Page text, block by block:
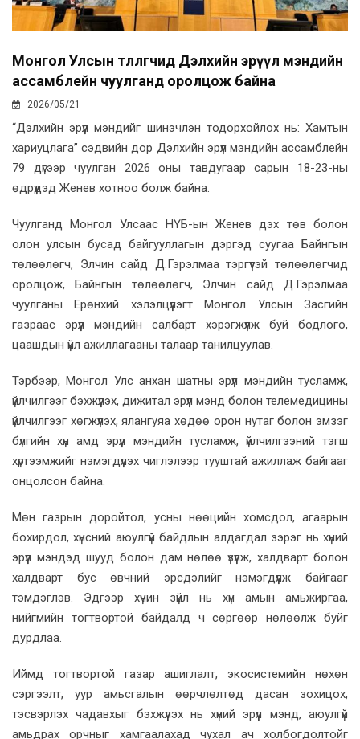
Монгол Улсын төлөөлөгчид Дэлхийн эрүүл мэндийн
ассамблейн чуулганд оролцож байна
2026/05/21
“Дэлхийн эрүүл мэндийг шинэчлэн тодорхойлох нь: Хамтын
хариуцлага” сэдвийн дор Дэлхийн эрүүл мэндийн ассамблейн
79 дүгээр чуулган 2026 оны тавдугаар сарын 18-23-ны
өдрүүдэд Женев хотноо болж байна.
Чуулганд Монгол Улсаас НҮБ-ын Женев дэх төв болон
олон улсын бусад байгууллагын дэргэд суугаа Байнгын
төлөөлөгч, Элчин сайд Д.Гэрэлмаа тэргүүтэй төлөөлөгчид
оролцож, Байнгын төлөөлөгч, Элчин сайд Д.Гэрэлмаа
чуулганы Ерөнхий хэлэлцүүлэгт Монгол Улсын Засгийн
газраас эрүүл мэндийн салбарт хэрэгжүүлж буй бодлого,
цаашдын үйл ажиллагааны талаар танилцуулав.
Тэрбээр, Монгол Улс анхан шатны эрүүл мэндийн тусламж,
үйлчилгээг бэхжүүлэх, дижитал эрүүл мэнд болон телемедицины
үйлчилгээг хөгжүүлэх, ялангуяа хөдөө орон нутаг болон эмзэг
бүлгийн хүн амд эрүүл мэндийн тусламж, үйлчилгээний тэгш
хүртээмжийг нэмэгдүүлэх чиглэлээр тууштай ажиллаж байгааг
онцолсон байна.
Мөн газрын доройтол, усны нөөцийн хомсдол, агаарын
бохирдол, хүнсний аюулгүй байдлын алдагдал зэрэг нь хүний
эрүүл мэндэд шууд болон дам нөлөө үзүүлж, халдварт болон
халдварт бус өвчний эрсдэлийг нэмэгдүүлж байгааг
тэмдэглэв. Эдгээр хүчин зүйл нь хүн амын амьжиргаа,
нийгмийн тогтвортой байдалд ч сөргөөр нөлөөлж буйг
дурдлаа.
Иймд тогтвортой газар ашиглалт, экосистемийн нөхөн
сэргээлт, уур амьсгалын өөрчлөлтөд дасан зохицох,
тэсвэрлэх чадавхыг бэхжүүлэх нь хүний эрүүл мэнд, аюулгүй
амьдрах орчныг хамгаалахад чухал ач холбогдолтойг